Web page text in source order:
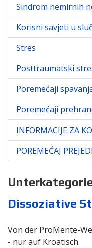
Sindrom nemirnih
Korisni savjeti u
Stres
Posttraumatski
Poremećaji
Poremećaji
INFORMACIJE ZA
POREMEĆAJ
Dissoziative
Von der ProMente-
- nur auf Kroatisch.